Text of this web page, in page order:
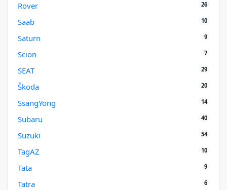
Rover 26
Saab 10
Saturn 9
Scion 7
SEAT 29
Škoda 20
SsangYong 14
Subaru 40
Suzuki 54
TagAZ 10
Tata 9
Tatra 6